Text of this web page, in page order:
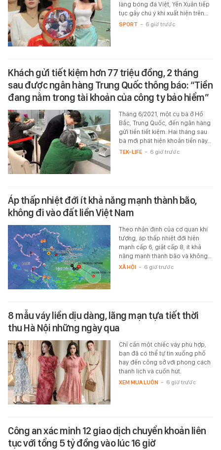
làng bóng đá Việt, Yến Xuân tiếp
tục gây chú ý khi xuất hiện trên…
SPORT - 6 giờ trước
Khách gửi tiết kiệm hơn 77 triệu đồng, 2 tháng
sau được ngân hàng Trung Quốc thông báo: “Tiền
đang nằm trong tài khoản của công ty bảo hiểm”
Tháng 6/2021, một cụ bà ở Hồ
Bắc, Trung Quốc, đến ngân hàng
gửi tiền tiết kiệm. Hai tháng sau
bà mới phát hiện khoản tiền này…
TEK-LIFE - 6 giờ trước
Áp thấp nhiệt đới ít khả năng mạnh thành bão,
không đi vào đất liền Việt Nam
Theo nhận định của cơ quan khí
tượng, áp thấp nhiệt đới hiện
mạnh cấp 6, giật cấp 8, ít khả
năng mạnh thành bão và không…
XÃ HỘI - 6 giờ trước
8 mẫu váy liền dịu dàng, lãng mạn tựa tiết thời
thu Hà Nội những ngày qua
Chỉ cần một chiếc váy phù hợp,
bạn đã có thể tự tin xuống phố
hay đến công sở với phong cách
thanh lịch và cuốn hút.
XEM MUA LUÔN - 6 giờ trước
Công an xác minh 12 giao dịch chuyển khoản liên
tục với tổng 5 tỷ đồng vào lúc 16 giờ